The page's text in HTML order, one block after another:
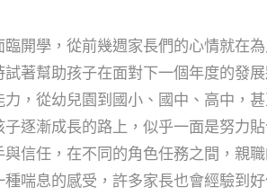
開學，從前幾週家長們的心情就在
著幫助孩子在面對下一個年度的發
，從幼兒園到國小、國中、高中，
逐漸成長的路上，似乎一面是努力
信任，在不同的角色任務之間，親
喘息的感受，許多家長也會經驗到